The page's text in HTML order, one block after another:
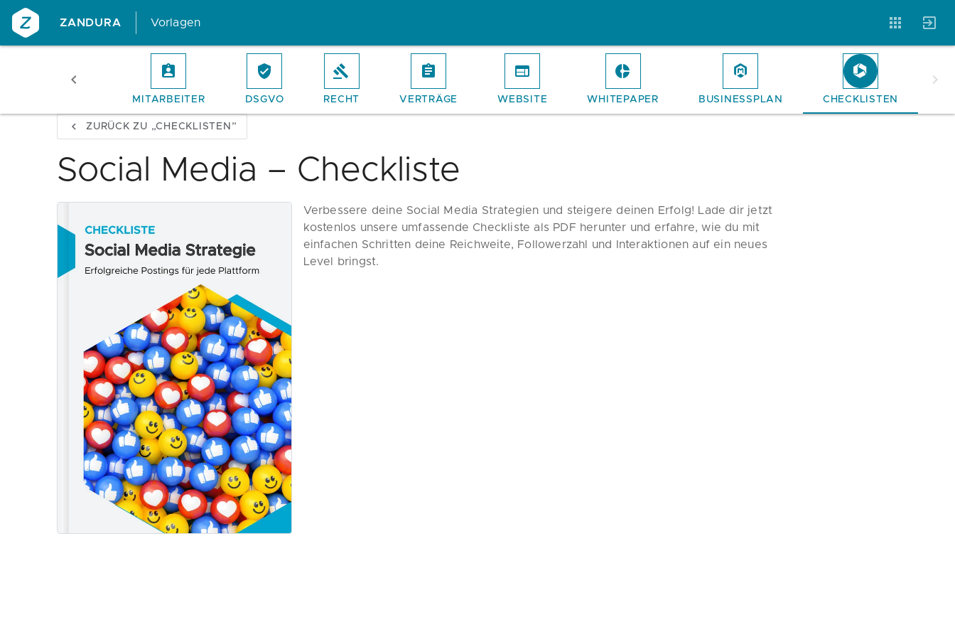
ZANDURA Vorlagen
Vorlagen Neukunden Unternehmen
MITARBEITER DSGVO RECHT VERTRÄGE WEBSITE WHITEPAPER BUSINESSPLAN CHECKLISTEN
ZURÜCK ZU „CHECKLISTEN”
Social Media – Checkliste
Verbessere deine Social Media Strategien und steigere deinen Erfolg! Lade dir jetzt
kostenlos unsere umfassende Checkliste als PDF herunter und erfahre, wie du mit
einfachen Schritten deine Reichweite, Followerzahl und Interaktionen auf ein neues
Level bringst.